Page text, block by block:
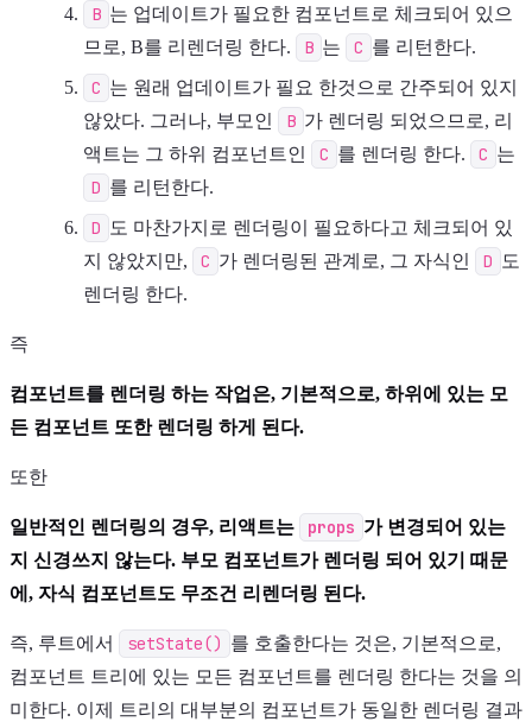
B 는 업데이트가 필요한 컴포넌트로 체크되어 있으
므로, B를 리렌더링 한다.
B 는 C 를 리턴한다.
C 는 원래 업데이트가 필요 한것으로 간주되어 있지
않았다. 그러나, 부모인
B 가 렌더링 되었으므로, 리
액트는 그 하위 컴포넌트인
C 를 렌더링 한다. C 는
D 를 리턴한다.
D
도 마찬가지로 렌더링이 필요하다고 체크되어 있
지 않았지만,
C 가 렌더링된 관계로, 그 자식인 D
도
렌더링 한다.
즉
컴포넌트를 렌더링 하는 작업은, 기본적으로, 하위에 있는 모
든 컴포넌트 또한 렌더링 하게 된다.
또한
일반적인 렌더링의 경우, 리액트는 props 가 변경되어 있는
지 신경쓰지 않는다. 부모 컴포넌트가 렌더링 되어 있기 때문
에, 자식 컴포넌트도 무조건 리렌더링 된다.
즉, 루트에서 setState() 를 호출한다는 것은, 기본적으로,
컴포넌트 트리에 있는 모든 컴포넌트를 렌더링 한다는 것을 의
미한다. 이제 트리의 대부분의 컴포넌트가 동일한 렌더링 결과